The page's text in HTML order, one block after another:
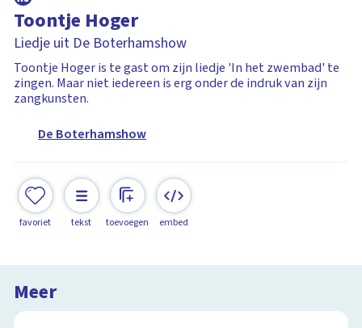
Toontje Hoger
Liedje uit De Boterhamshow
Toontje Hoger is te gast om zijn liedje 'In het zwembad' te
zingen. Maar niet iedereen is erg onder de indruk van zijn
zangkunsten.
De Boterhamshow
favoriet tekst toevoegen embed
Meer